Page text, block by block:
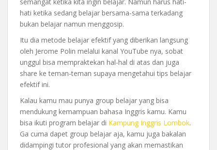
hati ketika sedang belajar bersama-sama terkadang
bukan belajar namun menggosip.
Itu dia metode belajar efektif yang diberikan langsung
oleh Jerome Polin melalui kanal YouTube nya, sobat
unggul bisa mempraktekan hal-hal di atas dan juga
share ke teman-teman supaya mengetahui tips belajar
efektif ini.
Kalau kamu mau punya group belajar yang bisa
mendukung kemampuan bahasa Inggris kamu. Kamu
bisa ikuti program belajar di Kampung Inggris Lombok.
Ga cuma dapet group belajar aja, kamu juga bakalan
didampingi tutor profesional yang akan memastikan